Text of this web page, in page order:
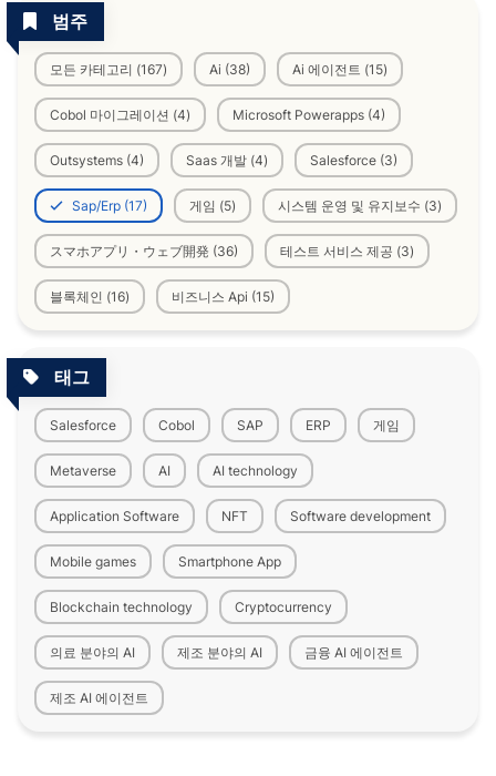
범주
모든 카테고리 (167) Ai (38) Ai 에이전트 (15)
Cobol 마이그레이션 (4) Microsoft Powerapps (4)
Outsystems (4) Saas 개발 (4) Salesforce (3)
Sap/Erp (17) 게임 (5) 시스템 운영 및 유지보수 (3)
スマホアプリ・ウェブ開発 (36) 테스트 서비스 제공 (3)
블록체인 (16) 비즈니스 Api (15)
태그
Salesforce Cobol SAP ERP 게임
Metaverse AI AI technology
Application Software NFT Software development
Mobile games Smartphone App
Blockchain technology Cryptocurrency
의료 분야의 AI 제조 분야의 AI 금융 AI 에이전트
제조 AI 에이전트